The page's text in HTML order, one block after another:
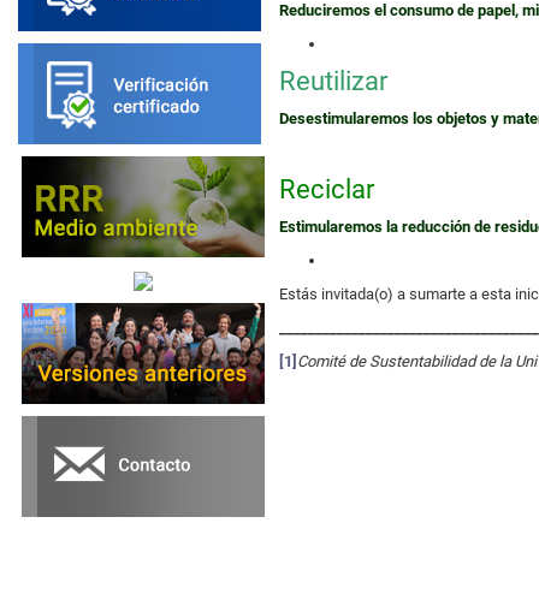
Reduciremos el consumo de papel,
Reutilizar
Desestimularemos los objetos y
Reciclar
Estimularemos la reducción de
Estás invitada(o) a sumarte a esta
[1] Comité de Sustentabilidad de la